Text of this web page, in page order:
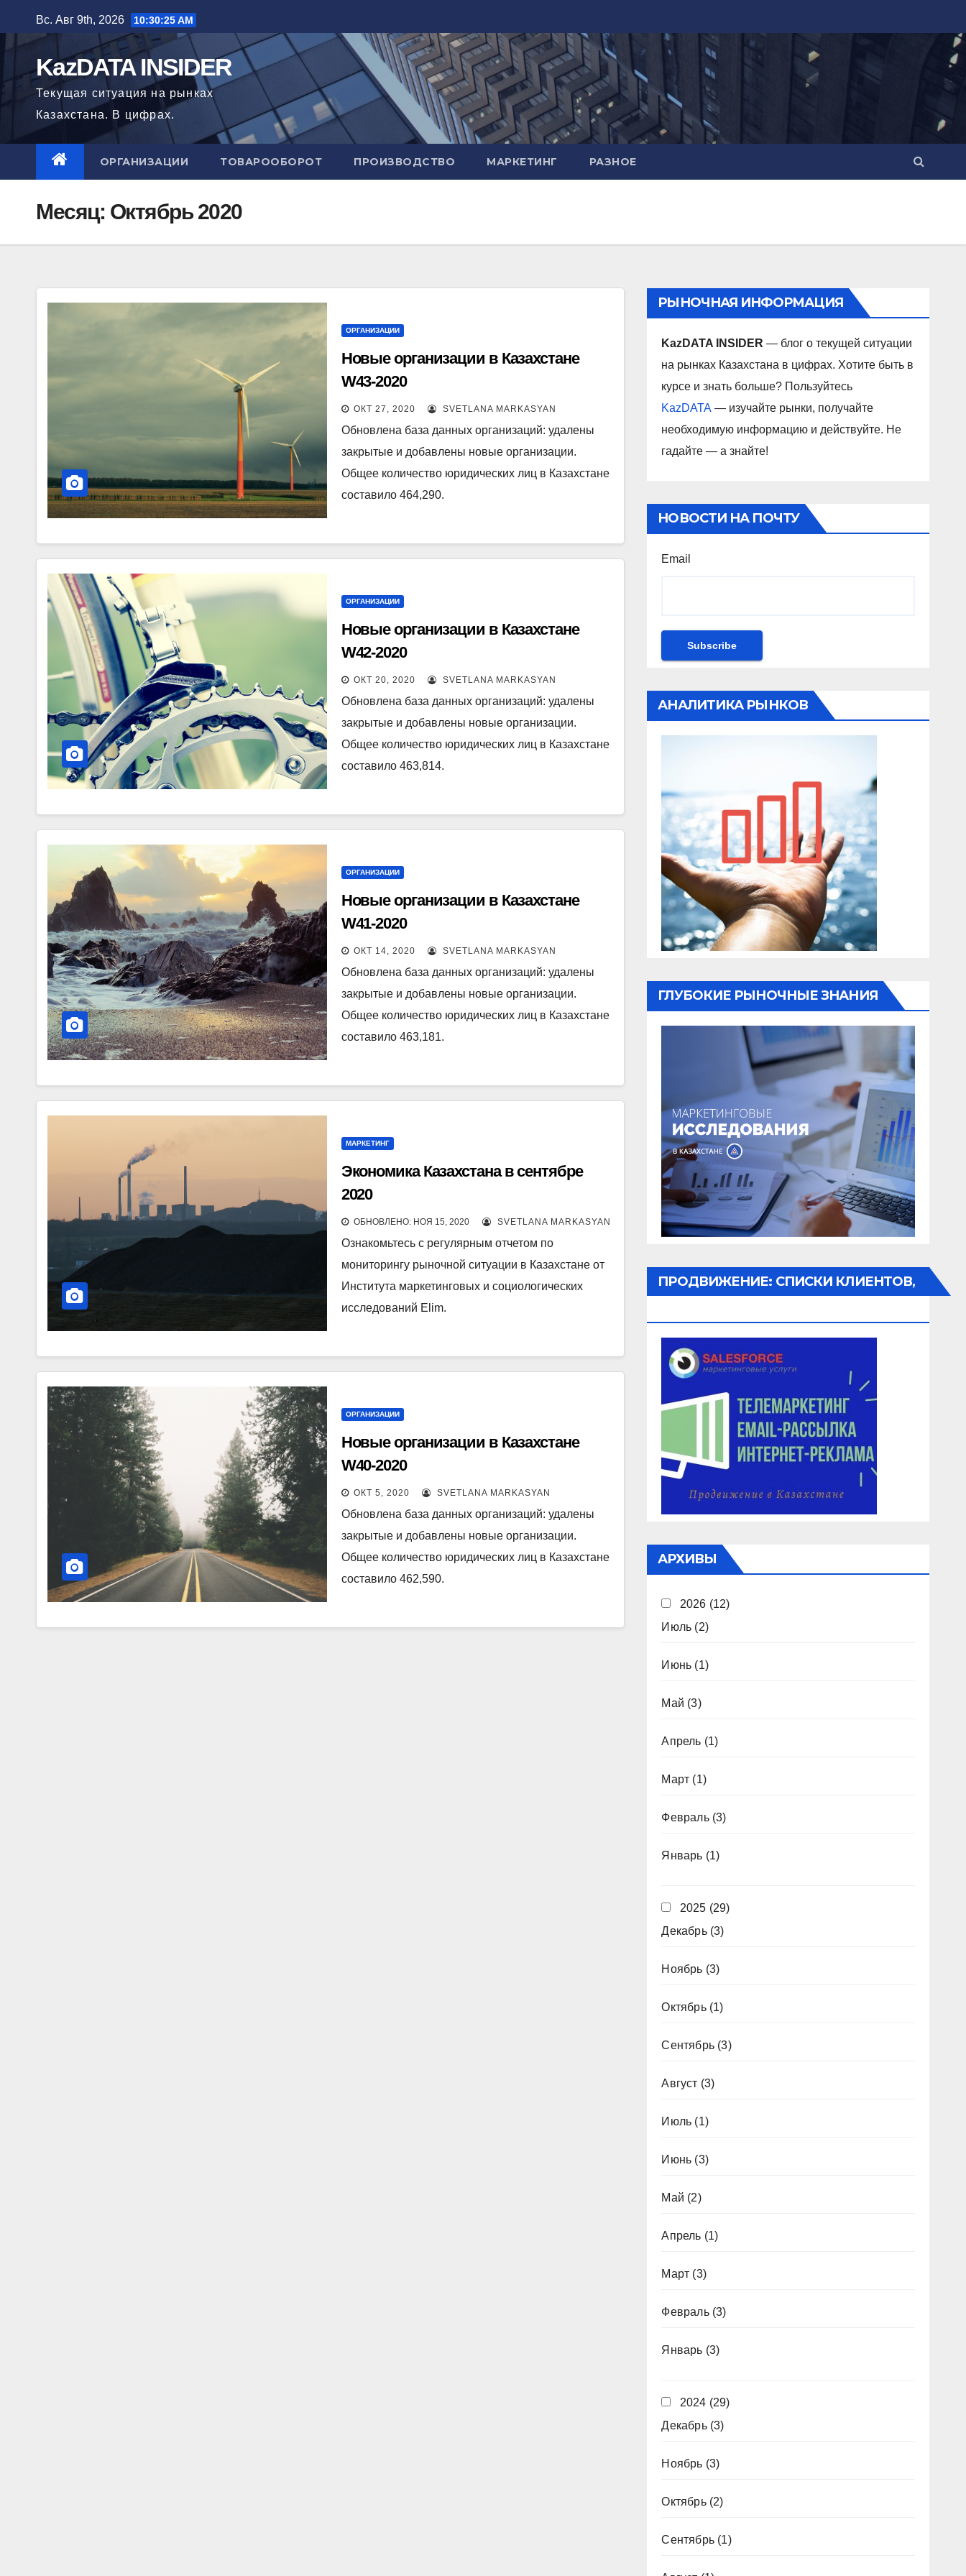
к
содержимому
Вс. Авг 9th, 2026 10:30:26 AM
KazDATA INSIDER
Текущая ситуация на рынках
Казахстана. В цифрах.
ОРГАНИЗАЦИИ ТОВАРООБОРОТ ПРОИЗВОДСТВО МАРКЕТИНГ РАЗНОЕ
Месяц: Октябрь 2020
ОРГАНИЗАЦИИ
Новые организации в Казахстане
W43-2020
ОКТ 27, 2020 SVETLANA MARKASYAN
Обновлена база данных организаций: удалены
закрытые и добавлены новые организации.
Общее количество юридических лиц в Казахстане
составило 464,290.
ОРГАНИЗАЦИИ
Новые организации в Казахстане
W42-2020
ОКТ 20, 2020 SVETLANA MARKASYAN
Обновлена база данных организаций: удалены
закрытые и добавлены новые организации.
Общее количество юридических лиц в Казахстане
составило 463,814.
ОРГАНИЗАЦИИ
Новые организации в Казахстане
W41-2020
ОКТ 14, 2020 SVETLANA MARKASYAN
Обновлена база данных организаций: удалены
закрытые и добавлены новые организации.
Общее количество юридических лиц в Казахстане
составило 463,181.
МАРКЕТИНГ
Экономика Казахстана в сентябре
2020
ОБНОВЛЕНО: НОЯ 15, 2020 SVETLANA MARKASYAN
Ознакомьтесь с регулярным отчетом по
мониторингу рыночной ситуации в Казахстане от
Института маркетинговых и социологических
исследований Elim.
ОРГАНИЗАЦИИ
Новые организации в Казахстане
W40-2020
ОКТ 5, 2020 SVETLANA MARKASYAN
Обновлена база данных организаций: удалены
закрытые и добавлены новые организации.
Общее количество юридических лиц в Казахстане
составило 462,590.
РЫНОЧНАЯ ИНФОРМАЦИЯ
KazDATA INSIDER — блог о текущей ситуации
на рынках Казахстана в цифрах. Хотите быть в
курсе и знать больше? Пользуйтесь
KazDATA — изучайте рынки, получайте
необходимую информацию и действуйте. Не
гадайте — а знайте!
НОВОСТИ НА ПОЧТУ
Email
АНАЛИТИКА РЫНКОВ
ГЛУБОКИЕ РЫНОЧНЫЕ ЗНАНИЯ
ПРОДВИЖЕНИЕ: СПИСКИ КЛИЕНТОВ,
АРХИВЫ
2026 (12)
Июль (2)
Июнь (1)
Май (3)
Апрель (1)
Март (1)
Февраль(3)
Январь (1)
2025 (29)
Декабрь(3)
Ноябрь (3)
Октябрь(1)
Сентябрь(3)
Август (3)
Июль (1)
Июнь (3)
Май (2)
Апрель (1)
Март (3)
Февраль(3)
Январь (3)
2024 (29)
Декабрь(3)
Ноябрь (3)
Октябрь(2)
Сентябрь(1)